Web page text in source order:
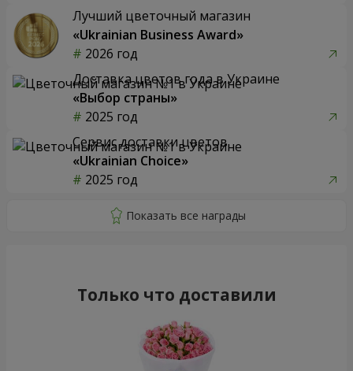
Лучший цветочный магазин
«Ukrainian Business Award»
2026 год
Доставка цветов года в Украине
«Выбор страны»
2025 год
Сервис доставки цветов
«Ukrainian Choice»
2025 год
Только что доставили